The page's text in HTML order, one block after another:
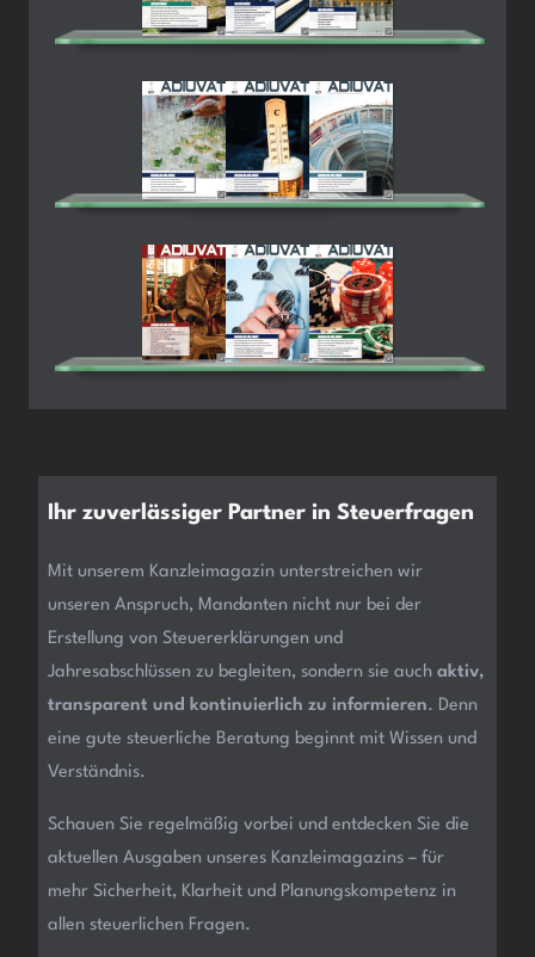
Ihr zuverlässiger Partner in Steuerfragen
Mit unserem Kanzleimagazin unterstreichen wir
unseren Anspruch, Mandanten nicht nur bei der
Erstellung von Steuererklärungen und
Jahresabschlüssen zu begleiten, sondern sie auch aktiv,
transparent und kontinuierlich zu informieren. Denn
eine gute steuerliche Beratung beginnt mit Wissen und
Verständnis.
Schauen Sie regelmäßig vorbei und entdecken Sie die
aktuellen Ausgaben unseres Kanzleimagazins – für
mehr Sicherheit, Klarheit und Planungskompetenz in
allen steuerlichen Fragen.